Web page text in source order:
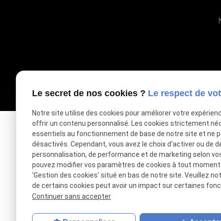
Votre accompagnateur de réussite
Retrouvez-nous sur
Twitter
3
Le secret de nos cookies ? Le respect de
Notre site utilise des cookies pour améliorer votre
offrir un contenu personnalisé. Les cookies strictement
essentiels au fonctionnement de base de notre site et ne
désactivés. Cependant, vous avez le choix d'activer ou de
personnalisation, de performance et de marketing selon
pouvez modifier vos paramètres de cookies à tout
'Gestion des cookies' situé en bas de notre site. Veuillez
de certains cookies peut avoir un impact sur certaines
Continuer sans accepter